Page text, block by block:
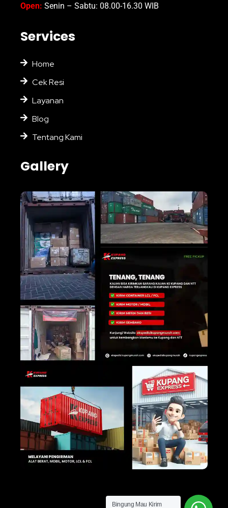
Open: Senin – Sabtu: 08.00-16.30 WIB
Services
Home
Cek Resi
Layanan
Blog
Tentang Kami
Gallery
Bingung Mau Kirim